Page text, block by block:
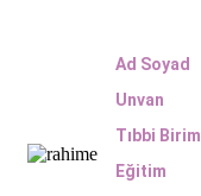
Ad Soyad
Unvan
Tıbbi Birim
Eğitim